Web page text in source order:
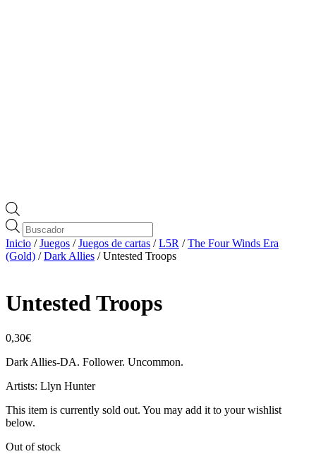
Búsqueda
de
productos
Inicio /Juegos /Juegos de cartas /L5R /The Four Winds Era
(Gold) /Dark Allies / Untested Troops
Untested Troops
0,30€
Dark Allies-DA. Follower. Uncommon.
Artists: Llyn Hunter
This item is currently sold out. You may add it to your wishlist
below.
Out of stock